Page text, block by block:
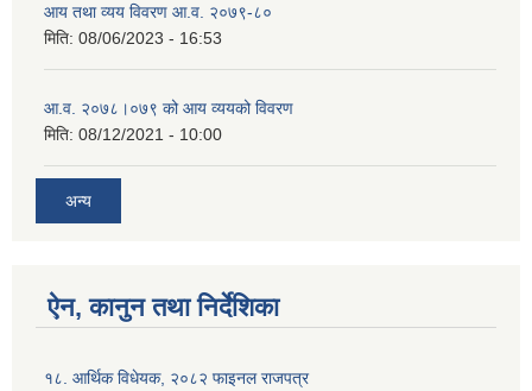
आय तथा व्यय विवरण आ.व. २०७९-८०
मिति: 08/06/2023 - 16:53
आ.व. २०७८।०७९ को आय व्ययको विवरण
मिति: 08/12/2021 - 10:00
अन्य
ऐन, कानुन तथा निर्देशिका
१८. आर्थिक विधेयक, २०८२ फाइनल राजपत्र